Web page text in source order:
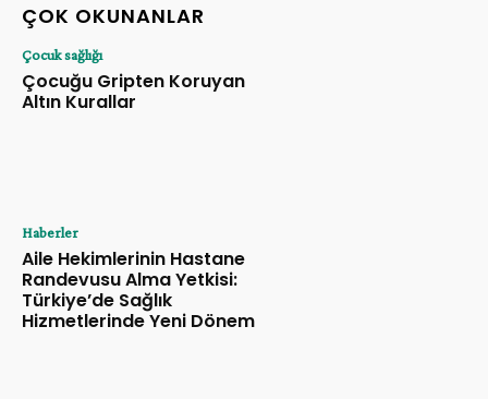
ÇOK OKUNANLAR
Çocuk sağlığı
Çocuğu Gripten Koruyan
Altın Kurallar
Haberler
Aile Hekimlerinin Hastane
Randevusu Alma Yetkisi:
Türkiye’de Sağlık
Hizmetlerinde Yeni Dönem